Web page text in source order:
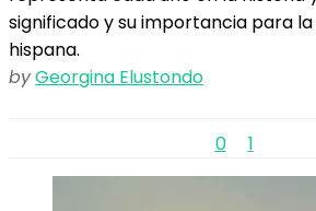
significado y su importancia para
hispana.
byGeorgina Elustondo
0 1